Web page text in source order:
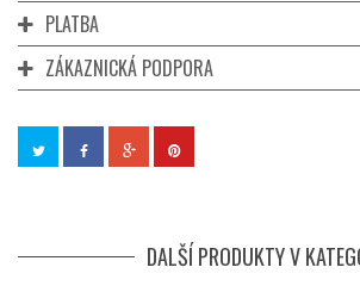
PLATBA
ZÁKAZNICKÁ PODPORA
DALŠÍ PRODUKTY V